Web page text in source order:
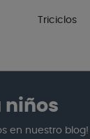
Triciclos
niños
en nuestro blog!